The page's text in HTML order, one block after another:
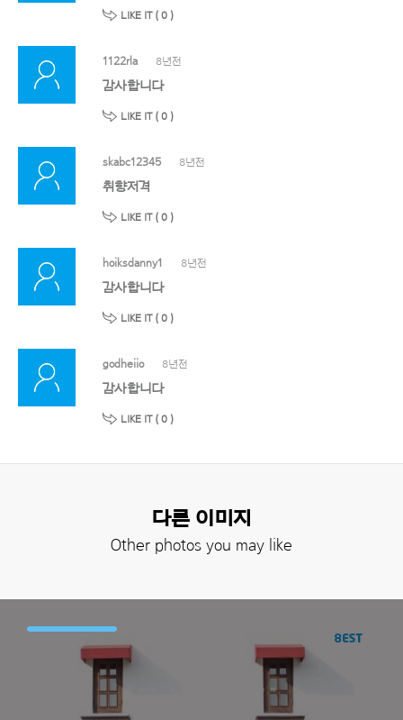
LIKE IT ( 0 )
1122rla 8년전
감사합니다
LIKE IT ( 0 )
skabc12345 8년전
취향저격
LIKE IT ( 0 )
hoiksdanny1 8년전
감사합니다
LIKE IT ( 0 )
godheiio 8년전
감사합니다
LIKE IT ( 0 )
다른 이미지
Other photos you may like